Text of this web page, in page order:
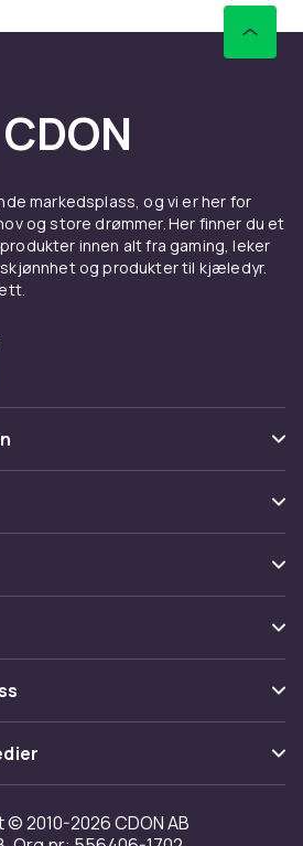
markedsplass, og vi er her for
og store drømmer. Her finner du et
innen alt fra gaming, leker
og produkter til kjæledyr.
2010-2026 CDON AB